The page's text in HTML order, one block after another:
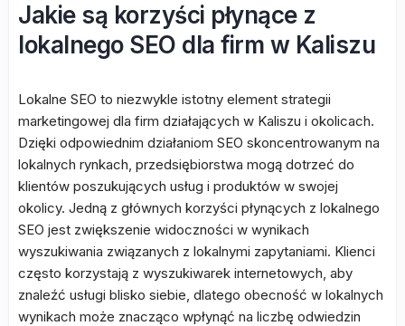
Jakie są korzyści płynące z
lokalnego SEO dla firm w Kaliszu
Lokalne SEO to niezwykle istotny element strategii
marketingowej dla firm działających w Kaliszu i okolicach.
Dzięki odpowiednim działaniom SEO skoncentrowanym na
lokalnych rynkach, przedsiębiorstwa mogą dotrzeć do
klientów poszukujących usług i produktów w swojej
okolicy. Jedną z głównych korzyści płynących z lokalnego
SEO jest zwiększenie widoczności w wynikach
wyszukiwania związanych z lokalnymi zapytaniami. Klienci
często korzystają z wyszukiwarek internetowych, aby
znaleźć usługi blisko siebie, dlatego obecność w lokalnych
wynikach może znacząco wpłynąć na liczbę odwiedzin